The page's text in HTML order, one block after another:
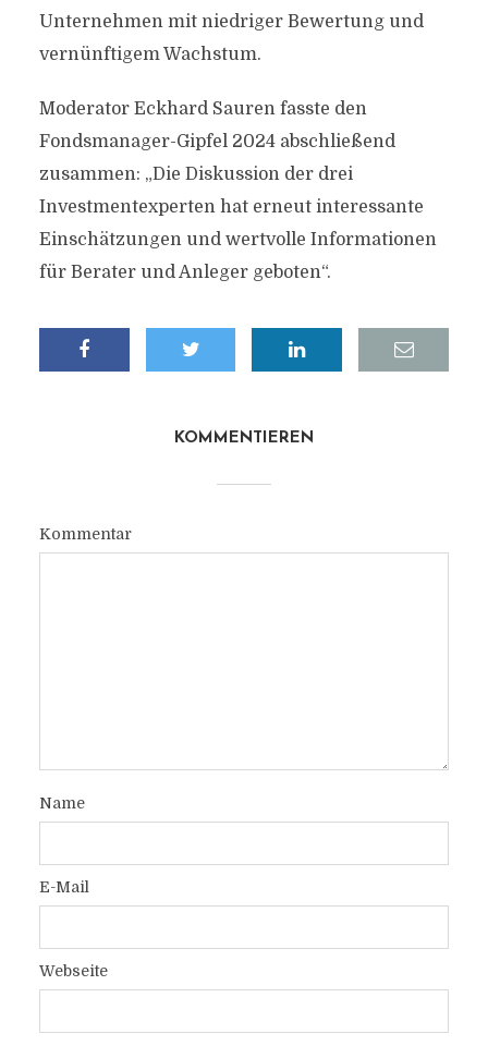
Unternehmen mit niedriger Bewertung und
vernünftigem Wachstum.
Moderator Eckhard Sauren fasste den
Fondsmanager-Gipfel 2024 abschließend
zusammen: „Die Diskussion der drei
Investmentexperten hat erneut interessante
Einschätzungen und wertvolle Informationen
für Berater und Anleger geboten“.
KOMMENTIEREN
Kommentar
Name
E-Mail
Webseite